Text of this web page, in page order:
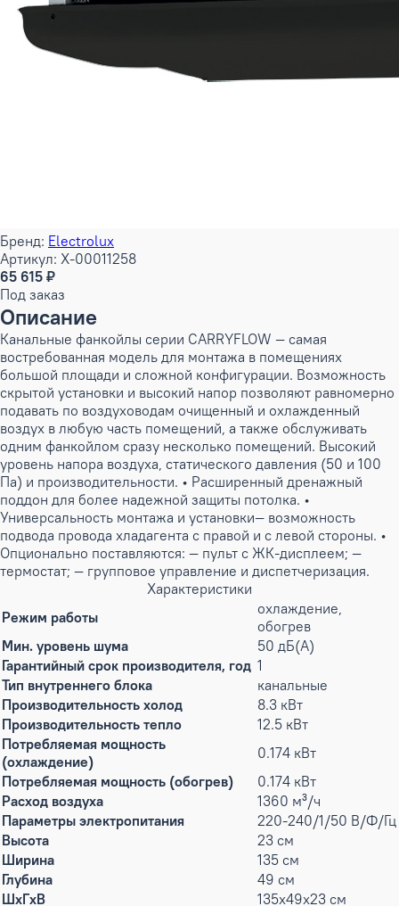
Бренд: Electrolux
Артикул: X-00011258
65 615 ₽
Под заказ
Описание
Канальные фанкойлы серии CARRYFLOW — самая
востребованная модель для монтажа в помещениях
большой площади и сложной конфигурации. Возможность
скрытой установки и высокий напор позволяют равномерно
подавать по воздуховодам очищенный и охлажденный
воздух в любую часть помещений, а также обслуживать
одним фанкойлом сразу несколько помещений. Высокий
уровень напора воздуха, статического давления (50 и 100
Па) и производительности. • Расширенный дренажный
поддон для более надежной защиты потолка. •
Универсальность монтажа и установки— возможность
подвода провода хладагента с правой и с левой стороны. •
Опционально поставляются: — пульт с ЖК-дисплеем; —
термостат; — групповое управление и диспетчеризация.
Характеристики
Режим работы
охлаждение,
обогрев
Мин. уровень шума
50 дБ(А)
Гарантийный срок производителя, год 1
Тип внутреннего блока
канальные
Производительность холод
8.3 кВт
Производительность тепло
12.5 кВт
Потребляемая мощность
(охлаждение)
0.174 кВт
Потребляемая мощность (обогрев)
0.174 кВт
Расход воздуха
1360 м³/ч
Параметры электропитания
220-240/1/50 В/Ф/Гц
Высота
23 см
Ширина
135 см
Глубина
49 см
ШxГxВ
135x49x23 см